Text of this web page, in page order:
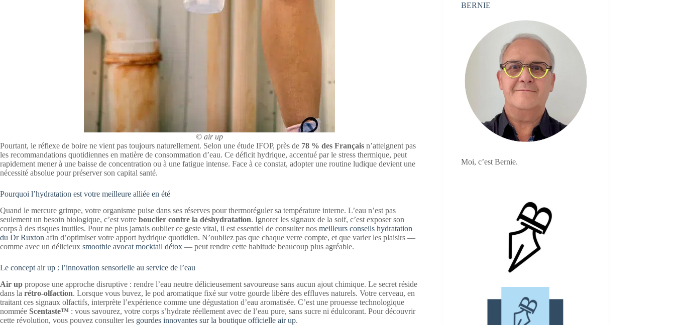
© air up
Pourtant, le réflexe de boire ne vient pas toujours naturellement. Selon une étude IFOP, près de 78 % des Français n’atteignent pas
les recommandations quotidiennes en matière de consommation d’eau. Ce déficit hydrique, accentué par le stress thermique, peut
rapidement mener à une baisse de concentration ou à une fatigue intense. Face à ce constat, adopter une routine ludique devient une
nécessité absolue pour préserver son capital santé.
Pourquoi l’hydratation est votre meilleure alliée en été
Quand le mercure grimpe, votre organisme puise dans ses réserves pour thermoréguler sa température interne. L’eau n’est pas
seulement un besoin biologique, c’est votre bouclier contre la déshydratation. Ignorer les signaux de la soif, c’est exposer son
corps à des risques inutiles. Pour ne plus jamais oublier ce geste vital, il est essentiel de consulter nos meilleurs conseils hydratation
du Dr Ruxton afin d’optimiser votre apport hydrique quotidien. N’oubliez pas que chaque verre compte, et que varier les plaisirs —
comme avec un délicieux smoothie avocat mocktail détox — peut rendre cette habitude beaucoup plus agréable.
Le concept air up : l’innovation sensorielle au service de l’eau
Air up propose une approche disruptive : rendre l’eau neutre délicieusement savoureuse sans aucun ajout chimique. Le secret réside
dans la rétro-olfaction. Lorsque vous buvez, le pod aromatique fixé sur votre gourde libère des effluves naturels. Votre cerveau, en
traitant ces signaux olfactifs, interprète l’expérience comme une dégustation d’eau aromatisée. C’est une prouesse technologique
nommée Scentaste™ : vous savourez, votre corps s’hydrate réellement avec de l’eau pure, sans sucre ni édulcorant. Pour découvrir
cette révolution, vous pouvez consulter les gourdes innovantes sur la boutique officielle air up.
BERNIE
Moi, c’est Bernie.